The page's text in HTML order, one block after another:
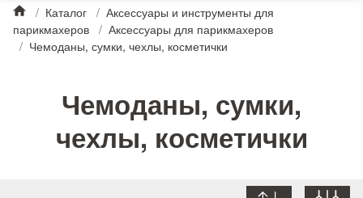
/ Каталог / Аксессуары и инструменты для
парикмахеров / Аксессуары для парикмахеров
/ Чемоданы, сумки, чехлы, косметички
Чемоданы, сумки,
чехлы, косметички